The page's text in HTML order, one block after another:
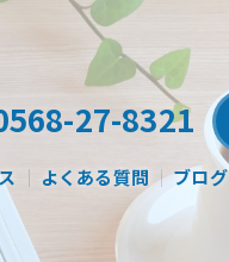
27-8321
よくある質問 ブログ